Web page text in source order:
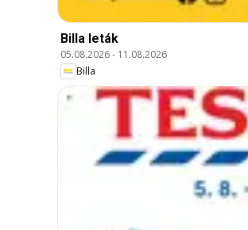
Billa leták
05.08.2026- 11.08.2026
Billa